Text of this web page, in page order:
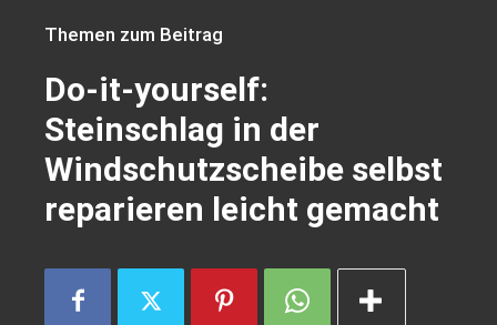
Themen zum Beitrag
Do-it-yourself:
Steinschlag in der
Windschutzscheibe selbst
reparieren leicht gemacht